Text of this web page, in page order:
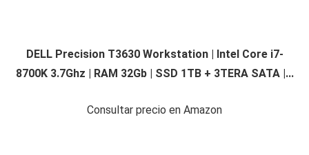
DELL Precision T3630 Workstation | Intel Core i7-
8700K 3.7Ghz | RAM 32Gb | SSD 1TB + 3TERA SATA |...
Consultar precio en Amazon